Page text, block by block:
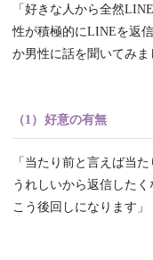
「好きな人から全然
性が積極的にLINEを返
か男性に話を聞いてみま
（1）好意の有無
「当たり前と言えば当
うれしいから返信した
こう後回しになります」